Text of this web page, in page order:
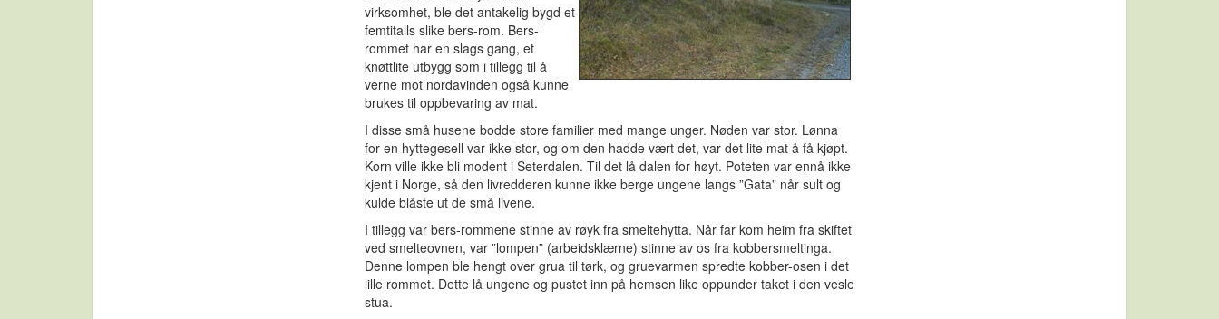
virksomhet, ble det antakelig bygd et
femtitalls slike bers-rom. Bers-
rommet har en slags gang, et
knøttlite utbygg som i tillegg til å
verne mot nordavinden også kunne
brukes til oppbevaring av mat.
I disse små husene bodde store familier med mange unger. Nøden var stor. Lønna
for en hyttegesell var ikke stor, og om den hadde vært det, var det lite mat å få kjøpt.
Korn ville ikke bli modent i Seterdalen. Til det lå dalen for høyt. Poteten var ennå ikke
kjent i Norge, så den livredderen kunne ikke berge ungene langs ”Gata” når sult og
kulde blåste ut de små livene.
I tillegg var bers-rommene stinne av røyk fra smeltehytta. Når far kom heim fra skiftet
ved smelteovnen, var ”lompen” (arbeidsklærne) stinne av os fra kobbersmeltinga.
Denne lompen ble hengt over grua til tørk, og gruevarmen spredte kobber-osen i det
lille rommet. Dette lå ungene og pustet inn på hemsen like oppunder taket i den vesle
stua.